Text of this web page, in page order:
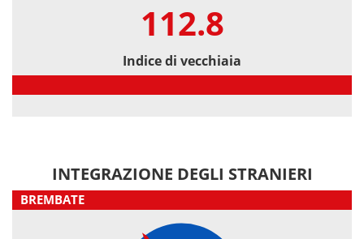
112.8
Indice di vecchiaia
INTEGRAZIONE DEGLI STRANIERI
BREMBATE